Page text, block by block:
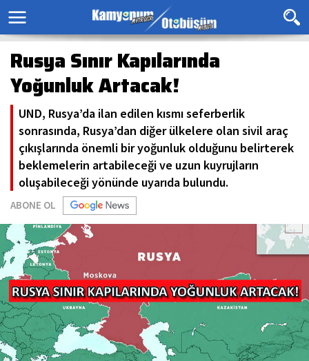
Rusya Sınır Kapılarında
Yoğunluk Artacak!
UND, Rusya’da ilan edilen kısmı seferberlik
sonrasında, Rusya’dan diğer ülkelere olan sivil araç
çıkışlarında önemli bir yoğunluk olduğunu belirterek
beklemelerin artabileceği ve uzun kuyrujların
oluşabileceği yönünde uyarıda bulundu.
ABONE OL